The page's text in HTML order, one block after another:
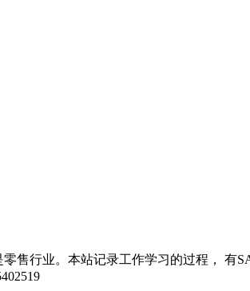
售行业。本站记录工作学习的过程， 有